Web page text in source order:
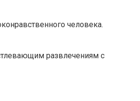
человека.
развлечениям с